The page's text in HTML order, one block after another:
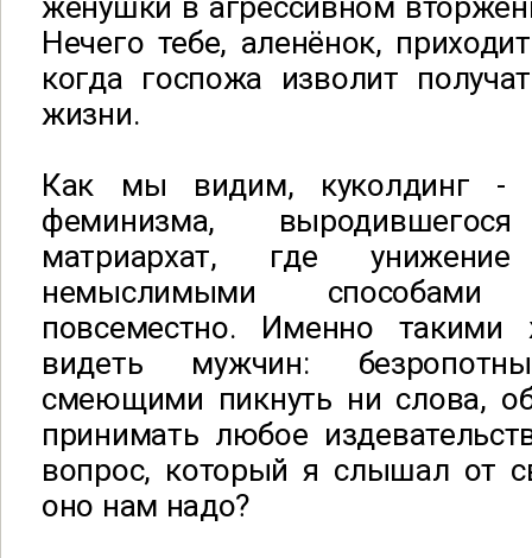
жёнушки в агрессивном
Нечего тебе, аленёнок,
когда госпожа изволит
жизни.
Как мы видим, куколдинг -
феминизма,
матриархат, где
немыслимыми способами
повсеместно. Именно
видеть мужчин:
смеющими пикнуть ни слова,
принимать любое
вопрос, который я слышал от
оно нам надо?